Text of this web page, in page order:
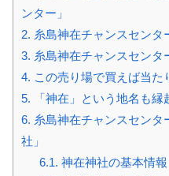
ンター」
2. 糸島神在チャンスセンタ
3. 糸島神在チャンスセンタ
4. この売り場で買えば当た
5. 「神在」という地名も
6. 糸島神在チャンスセン
社」
6.1. 神在神社の基本情報